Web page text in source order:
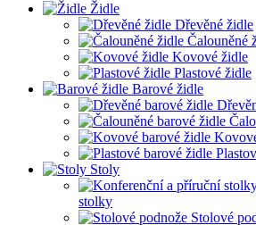
Židle
Dřevěné židle
Čalouněné
Kovové židle
Plastové židle
Barové židle
Stoly
stolky
Stolové